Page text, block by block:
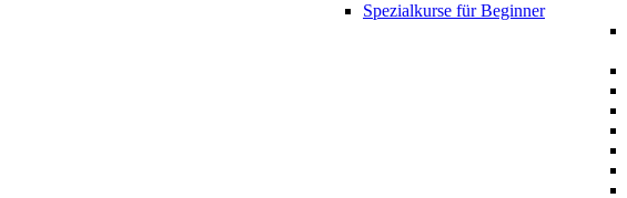
Spezialkurse für Beginner